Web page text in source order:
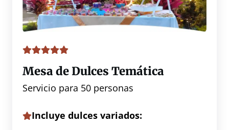
Mesa de Dulces Temática
Servicio para 50 personas
Incluye dulces variados: